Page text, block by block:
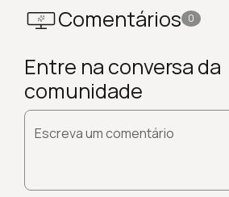
Comentários 0
Entre na conversa da
comunidade
Escreva um comentário